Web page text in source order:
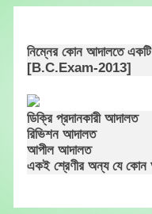
content
নিম্নের কোন আদালতে একটি
[B.C.Exam-2013]
ডিক্রি প্রদানকারী আদালত
রিভিশন আদালত
আপীল আদালত
একই শ্রেণীর অন্য যে কোন